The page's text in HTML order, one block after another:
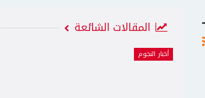
المقالات الشائعة
أخبار النجوم